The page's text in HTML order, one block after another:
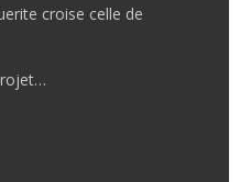
croise celle de